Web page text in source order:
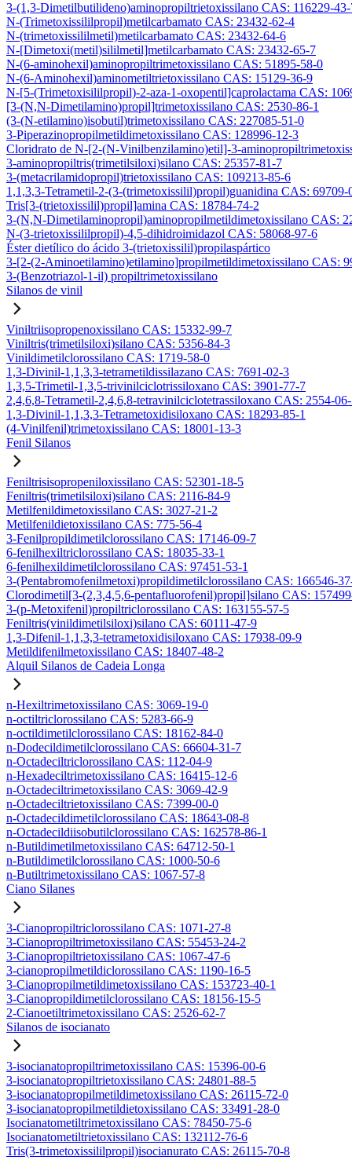
3-(1,3-Dimetilbutilideno)aminopropiltrietoxissilano CAS: 116229-
N-(Trimetoxissililpropil)metilcarbamato CAS: 23432-62-4
N-(trimetoxissililmetil)metilcarbamato CAS: 23432-64-6
N-[Dimetoxi(metil)sililmetil]metilcarbamato CAS: 23432-65-7
N-(6-aminohexil)aminopropiltrimetoxissilano CAS: 51895-58-0
N-(6-Aminohexil)aminometiltrietoxissilano CAS: 15129-36-9
N-[5-(Trimetoxisililpropil)-2-aza-1-oxopentil]caprolactama CAS:
[3-(N,N-Dimetilamino)propil]trimetoxissilano CAS: 2530-86-1
(3-(N-etilamino)isobutil)trimetoxissilano CAS: 227085-51-0
3-Piperazinopropilmetildimetoxissilano CAS: 128996-12-3
Cloridrato de N-[2-(N-Vinilbenzilamino)etil]-3-
3-aminopropiltris(trimetilsiloxi)silano CAS: 25357-81-7
3-(metacrilamidopropil)trietoxissilano CAS: 109213-85-6
1,1,3,3-Tetrametil-2-(3-(trimetoxissilil)propil)guanidina CAS: 69709-
Tris[3-(trietoxissilil)propil]amina CAS: 18784-74-2
3-(N,N-Dimetilaminopropil)aminopropilmetildimetoxissilano CAS:
N-(3-trietoxissililpropil)-4,5-dihidroimidazol CAS: 58068-97-6
Éster dietílico do ácido 3-(trietoxissilil)propilaspártico
3-[2-(2-Aminoetilamino)etilamino]propilmetildimetoxissilano CAS:
3-(Benzotriazol-1-il) propiltrimetoxissilano
Silanos de vinil
Viniltriisopropenoxissilano CAS: 15332-99-7
Viniltris(trimetilsiloxi)silano CAS: 5356-84-3
Vinildimetilclorossilano CAS: 1719-58-0
1,3-Divinil-1,1,3,3-tetrametildissilazano CAS: 7691-02-3
1,3,5-Trimetil-1,3,5-trivinilciclotrissiloxano CAS: 3901-77-7
2,4,6,8-Tetrametil-2,4,6,8-tetravinilciclotetrassiloxano CAS: 2554-
1,3-Divinil-1,1,3,3-Tetrametoxidisiloxano CAS: 18293-85-1
(4-Vinilfenil)trimetoxissilano CAS: 18001-13-3
Fenil Silanos
Feniltrisisopropeniloxissilano CAS: 52301-18-5
Feniltris(trimetilsiloxi)silano CAS: 2116-84-9
Metilfenildimetoxissilano CAS: 3027-21-2
Metilfenildietoxissilano CAS: 775-56-4
3-Fenilpropildimetilclorossilano CAS: 17146-09-7
6-fenilhexiltriclorossilano CAS: 18035-33-1
6-fenilhexildimetilclorossilano CAS: 97451-53-1
3-(Pentabromofenilmetoxi)propildimetilclorossilano CAS: 166546-
Clorodimetil[3-(2,3,4,5,6-pentafluorofenil)propil]silano CAS:
3-(p-Metoxifenil)propiltriclorossilano CAS: 163155-57-5
Feniltris(vinildimetilsiloxi)silano CAS: 60111-47-9
1,3-Difenil-1,1,3,3-tetrametoxidisiloxano CAS: 17938-09-9
Metildifenilmetoxissilano CAS: 18407-48-2
Alquil Silanos de Cadeia Longa
n-Hexiltrimetoxissilano CAS: 3069-19-0
n-octiltriclorossilano CAS: 5283-66-9
n-octildimetilclorossilano CAS: 18162-84-0
n-Dodecildimetilclorossilano CAS: 66604-31-7
n-Octadeciltriclorossilano CAS: 112-04-9
n-Hexadeciltrimetoxissilano CAS: 16415-12-6
n-Octadeciltrimetoxissilano CAS: 3069-42-9
n-Octadeciltrietoxissilano CAS: 7399-00-0
n-Octadecildimetilclorossilano CAS: 18643-08-8
n-Octadecildiisobutilclorossilano CAS: 162578-86-1
n-Butildimetilmetoxissilano CAS: 64712-50-1
n-Butildimetilclorossilano CAS: 1000-50-6
n-Butiltrimetoxissilano CAS: 1067-57-8
Ciano Silanes
3-Cianopropiltriclorossilano CAS: 1071-27-8
3-Cianopropiltrimetoxissilano CAS: 55453-24-2
3-Cianopropiltrietoxissilano CAS: 1067-47-6
3-cianopropilmetildiclorossilano CAS: 1190-16-5
3-Cianopropilmetildimetoxissilano CAS: 153723-40-1
3-Cianopropildimetilclorossilano CAS: 18156-15-5
2-Cianoetiltrimetoxissilano CAS: 2526-62-7
Silanos de isocianato
3-isocianatopropiltrimetoxissilano CAS: 15396-00-6
3-isocianatopropiltrietoxissilano CAS: 24801-88-5
3-isocianatopropilmetildimetoxissilano CAS: 26115-72-0
3-isocianatopropilmetildietoxissilano CAS: 33491-28-0
Isocianatometiltrimetoxissilano CAS: 78450-75-6
Isocianatometiltrietoxissilano CAS: 132112-76-6
Tris(3-trimetoxissililpropil)isocianurato CAS: 26115-70-8